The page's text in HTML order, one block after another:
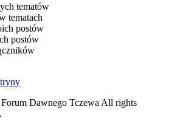
tematów
tematach
postów
postów
Dawnego Tczewa All rights